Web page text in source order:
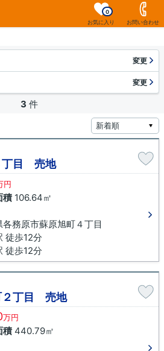
お気に入り
0
お問い合わせ
変更
変更
3 件
丁目 売地
円
積106.64㎡
各務原市蘇原旭町４丁目
徒歩12分
徒歩12分
２丁目 売地
万円
積440.79㎡